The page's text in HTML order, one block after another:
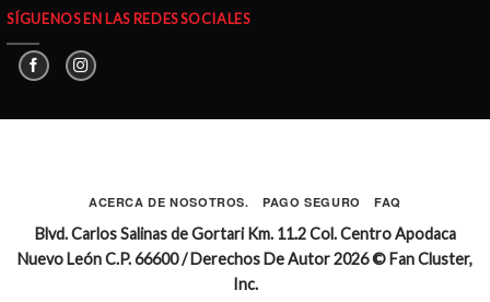
SÍGUENOS EN LAS REDES SOCIALES
ACERCA DE NOSOTROS. PAGO SEGURO FAQ
Blvd. Carlos Salinas de Gortari Km. 11.2 Col. Centro Apodaca
Nuevo León C.P. 66600 / Derechos De Autor 2026 © Fan Cluster,
Inc.